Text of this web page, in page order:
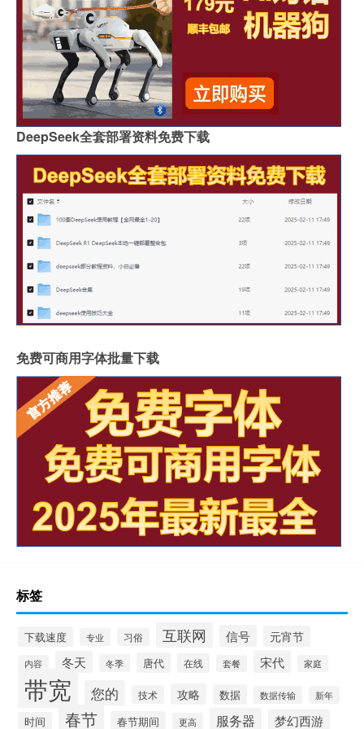
DeepSeek全套部署资料免费下载
免费可商用字体批量下载
标签
下载速度 专业 习俗 互联网 信号 元宵节
内容 冬天 冬季 唐代 在线 套餐 宋代 家庭
带宽 您的 技术 攻略 数据 数据传输 新年
时间 春节 春节期间 更高 服务器 梦幻西游